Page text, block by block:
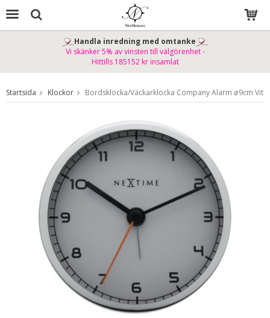
Produkten har blivit tillagd i varukorgen
Handla inredning med omtanke
Vi skänker 5% av vinsten till välgörenhet -
Hittills 185152 kr insamlat
Startsida Klockor Bordsklocka/Väckarklocka Company Alarm ø9cm Vit